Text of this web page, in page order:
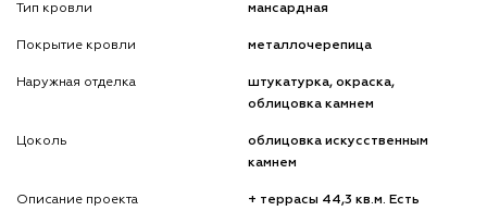
Тип кровли мансардная
Покрытие кровли металлочерепица
Наружная отделка
штукатурка, окраска,
облицовка камнем
Цоколь
облицовка искусственным
камнем
Описание проекта
+ террасы 44,3 кв.м. Есть